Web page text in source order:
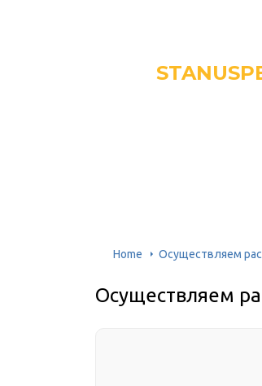
Home Осуществляем
Осуществляем